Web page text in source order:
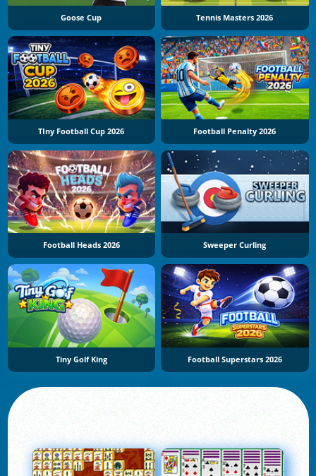
Goose Cup Tennis Masters 2026
TIny Football Cup 2026 Football Penalty 2026
Football Heads 2026 Sweeper Curling
Tiny Golf King Football Superstars 2026